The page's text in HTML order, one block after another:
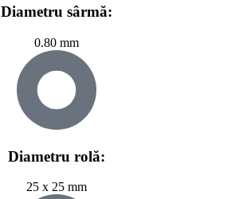
Diametru sârmă:
0.80 mm
Diametru rolă:
25 x 25 mm